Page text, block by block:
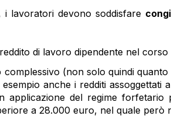
lavoratori devono soddisfare
di lavoro dipendente nel corso
(non solo quindi
anche i redditi assoggettati
applicazione del regime forfetario
a 28.000 euro, nel quale però